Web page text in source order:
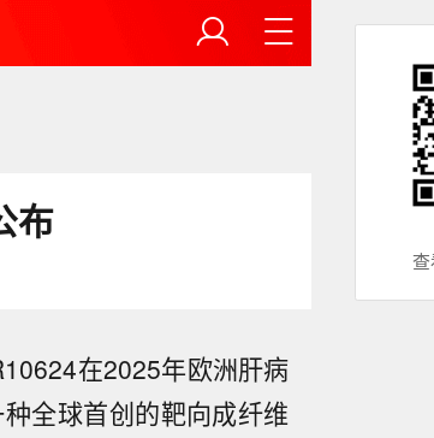
布
在2025年欧洲肝病
全球首创的靶向成纤维